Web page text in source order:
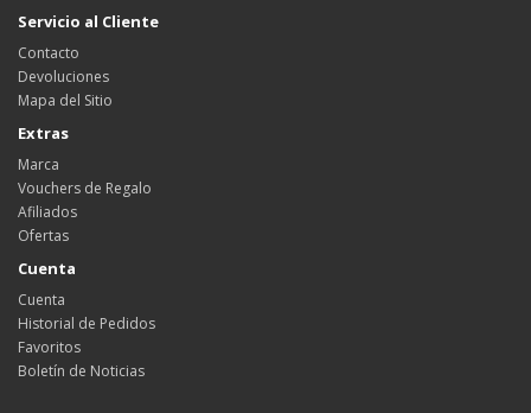
Servicio al Cliente
Contacto
Devoluciones
Mapa del Sitio
Extras
Marca
Vouchers de Regalo
Afiliados
Ofertas
Cuenta
Cuenta
Historial de Pedidos
Favoritos
Boletín de Noticias